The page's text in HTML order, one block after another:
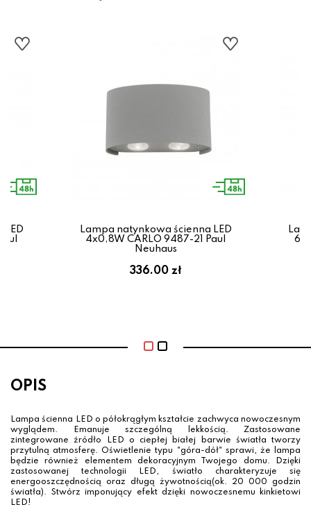
LED
Lampa natynkowa ścienna LED
4x0,8W CARLO 9487-21 Paul
Neuhaus
336.00 zł
OPIS
Lampa ścienna LED o półokrągłym kształcie zachwyca nowoczesnym
wyglądem. Emanuje szczególną lekkością. Zastosowane
zintegrowane źródło LED o ciepłej białej barwie światła tworzy
przytulną atmosferę. Oświetlenie typu "góra-dół" sprawi, że lampa
będzie również elementem dekoracyjnym Twojego domu. Dzięki
zastosowanej technologii LED, światło charakteryzuje się
energooszczędnością oraz długą żywotnością(ok. 20 000 godzin
światła). Stwórz imponujący efekt dzięki nowoczesnemu kinkietowi
LED!